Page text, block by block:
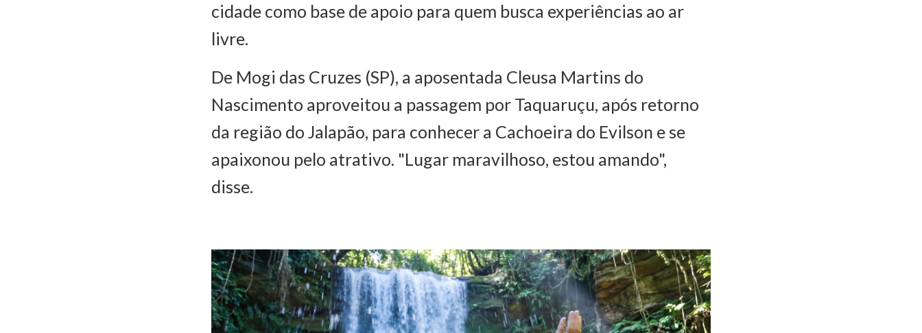
cidade como base de apoio para quem busca experiências ao ar
livre.
De Mogi das Cruzes (SP), a aposentada Cleusa Martins do
Nascimento aproveitou a passagem por Taquaruçu, após retorno
da região do Jalapão, para conhecer a Cachoeira do Evilson e se
apaixonou pelo atrativo. "Lugar maravilhoso, estou amando",
disse.